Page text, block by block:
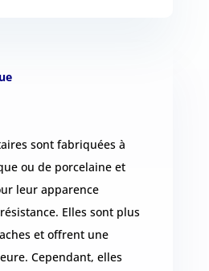
sont fabriquées à
ou de porcelaine et
leur apparence
Elles sont plus
et offrent une
Cependant, elles